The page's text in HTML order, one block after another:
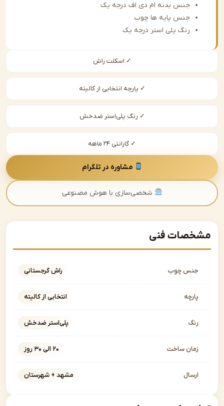
جنس بدنه ام دی اف درجه یک
جنس پایه ها چوب
رنگ پلی استر درجه یک
✓ اسکلت راش
✓ پارچه انتخابی از کالیته
✓ رنگ پلی‌استر ضدخش
مشاوره در تلگرام
شخصی‌سازی با هوش مصنوعی
فنی
جنس چوب راش گرجستانی
انتخابی از کالیته
پلی‌استر ضدخش
زمان ساخت
مشهد + شهرستان